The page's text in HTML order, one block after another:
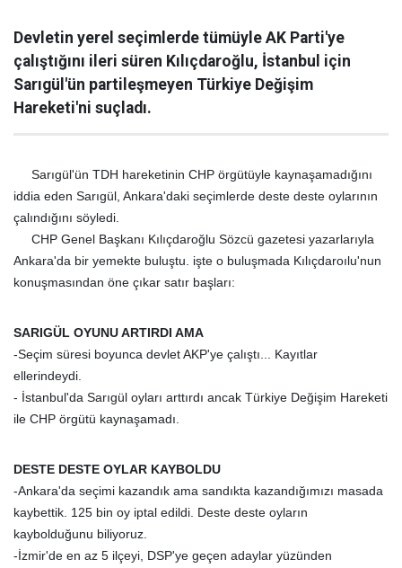
Devletin yerel seçimlerde tümüyle AK Parti'ye
çalıştığını ileri süren Kılıçdaroğlu, İstanbul için
Sarıgül'ün partileşmeyen Türkiye Değişim
Hareketi'ni suçladı.
Sarıgül'ün TDH hareketinin CHP örgütüyle kaynaşamadığını
iddia eden Sarıgül, Ankara'daki seçimlerde deste deste oylarının
çalındığını söyledi.
CHP Genel Başkanı Kılıçdaroğlu Sözcü gazetesi yazarlarıyla
Ankara'da bir yemekte buluştu. işte o buluşmada Kılıçdaroılu'nun
konuşmasından öne çıkar satır başları:
SARIGÜL OYUNU ARTIRDI AMA
-Seçim süresi boyunca devlet AKP'ye çalıştı... Kayıtlar
ellerindeydi.
- İstanbul'da Sarıgül oyları arttırdı ancak Türkiye Değişim Hareketi
ile CHP örgütü kaynaşamadı.
DESTE DESTE OYLAR KAYBOLDU
-Ankara'da seçimi kazandık ama sandıkta kazandığımızı masada
kaybettik. 125 bin oy iptal edildi. Deste deste oyların
kaybolduğunu biliyoruz.
-İzmir'de en az 5 ilçeyi, DSP'ye geçen adaylar yüzünden